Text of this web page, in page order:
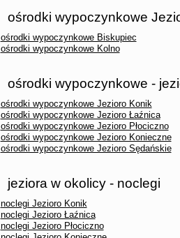
ośrodki wypoczynkowe
ośrodki wypoczynkowe Biskupiec
ośrodki wypoczynkowe Kolno
ośrodki wypoczynkowe -
ośrodki wypoczynkowe Jezioro Konik
ośrodki wypoczynkowe Jezioro Łaźnica
ośrodki wypoczynkowe Jezioro Płociczno
ośrodki wypoczynkowe Jezioro Konieczne
ośrodki wypoczynkowe Jezioro Sędańskie
jeziora w okolicy - noclegi
noclegi Jezioro Konik
noclegi Jezioro Łaźnica
noclegi Jezioro Płociczno